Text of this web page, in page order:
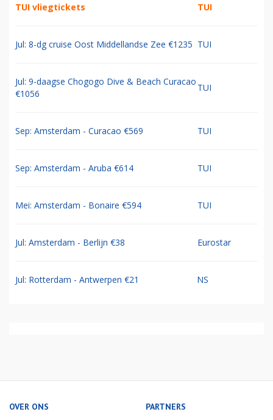
TUI vliegtickets TUI
Jul: 8-dg cruise Oost Middellandse Zee €1235 TUI
Jul: 9-daagse Chogogo Dive & Beach Curacao
€1056
TUI
Sep: Amsterdam - Curacao €569 TUI
Sep: Amsterdam - Aruba €614 TUI
Mei: Amsterdam - Bonaire €594 TUI
Jul: Amsterdam - Berlijn €38 Eurostar
Jul: Rotterdam - Antwerpen €21 NS
OVER ONS PARTNERS